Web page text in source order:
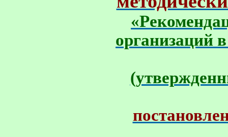
организаций